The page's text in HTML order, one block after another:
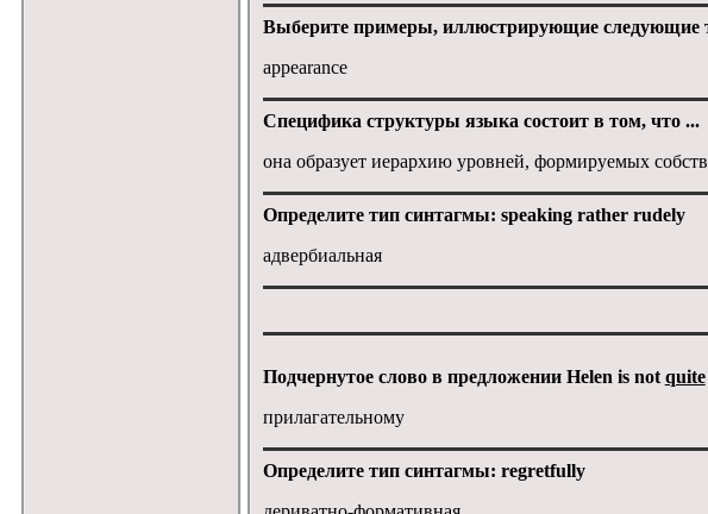
Выберите примеры, иллюстрирующие следующие
appearance
Специфика структуры языка состоит в том, что ...
она образует иерархию уровней, формируемых
Определите тип синтагмы: speaking rather rudely
адвербиальная
Подчернутое слово в предложении Helen is not quite
прилагательному
Определите тип синтагмы: regretfully